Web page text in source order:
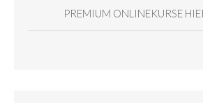
PREMIUM ONLINEKURSE